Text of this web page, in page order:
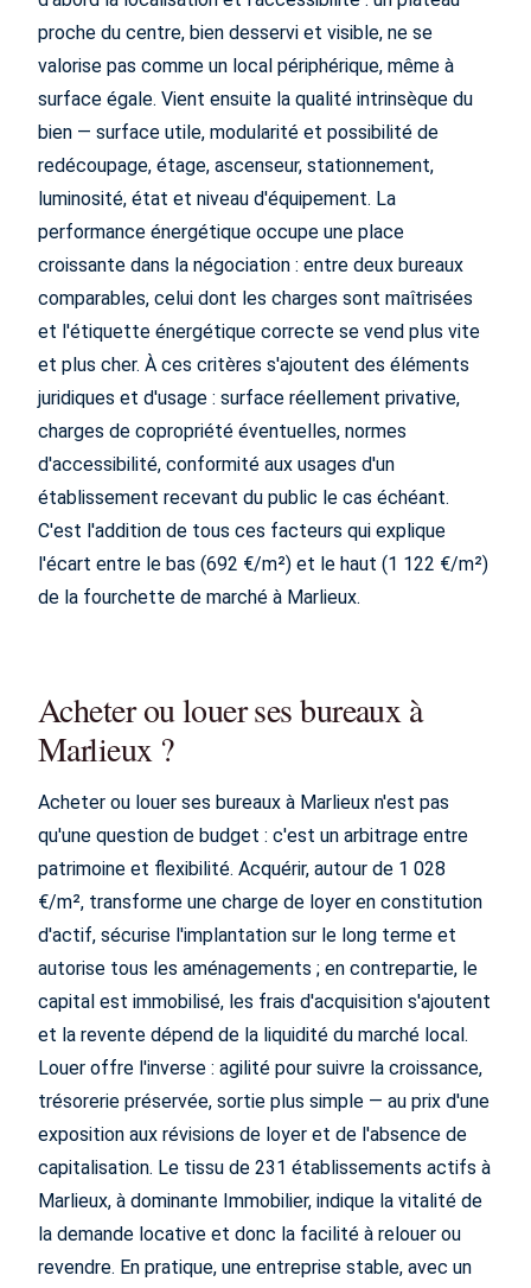
proche du centre, bien desservi et visible, ne se
valorise pas comme un local périphérique, même à
surface égale. Vient ensuite la qualité intrinsèque du
bien — surface utile, modularité et possibilité de
redécoupage, étage, ascenseur, stationnement,
luminosité, état et niveau d'équipement. La
performance énergétique occupe une place
croissante dans la négociation : entre deux bureaux
comparables, celui dont les charges sont maîtrisées
et l'étiquette énergétique correcte se vend plus vite
et plus cher. À ces critères s'ajoutent des éléments
juridiques et d'usage : surface réellement privative,
charges de copropriété éventuelles, normes
d'accessibilité, conformité aux usages d'un
établissement recevant du public le cas échéant.
C'est l'addition de tous ces facteurs qui explique
l'écart entre le bas (692 €/m²) et le haut (1 122 €/m²)
de la fourchette de marché à Marlieux.
Acheter ou louer ses bureaux à
Marlieux ?
Acheter ou louer ses bureaux à Marlieux n'est pas
qu'une question de budget : c'est un arbitrage entre
patrimoine et flexibilité. Acquérir, autour de 1 028
€/m², transforme une charge de loyer en constitution
d'actif, sécurise l'implantation sur le long terme et
autorise tous les aménagements ; en contrepartie, le
capital est immobilisé, les frais d'acquisition s'ajoutent
et la revente dépend de la liquidité du marché local.
Louer offre l'inverse : agilité pour suivre la croissance,
trésorerie préservée, sortie plus simple — au prix d'une
exposition aux révisions de loyer et de l'absence de
capitalisation. Le tissu de 231 établissements actifs à
Marlieux, à dominante Immobilier, indique la vitalité de
la demande locative et donc la facilité à relouer ou
revendre. En pratique, une entreprise stable, avec un